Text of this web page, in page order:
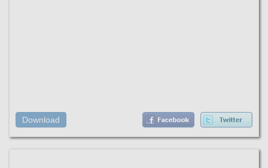
Download